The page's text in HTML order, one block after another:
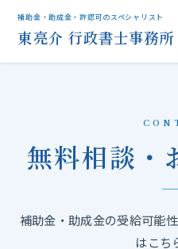
補助金・助成金・許認可のスペシャリスト
東亮介 行政書士事務所
無料相談・
補助金・助成金の受給可能
はこち